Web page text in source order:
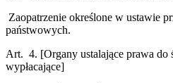
Zaopatrzenie określone w ustawie
państwowych.
Art. 4. [Organy ustalające prawa
wypłacające]